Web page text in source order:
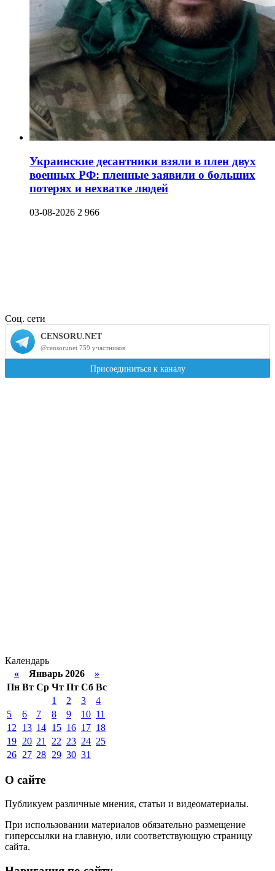
Украинские десантники взяли в плен двух
военных РФ: пленные заявили о больших
потерях и нехватке людей
03-08-2026 2 966
Соц. сети
Календарь
« Январь 2026 »
Пн Вт Ср Чт Пт Сб Вс
1
2 3
4
5
6 7 8 9 10 11
12
13 14 15 16 17 18
19 20 21 22 23 24 25
26 27 28 29 30 31
О сайте
Публикуем различные мнения, статьи и видеоматериалы.
При использовании материалов обязательно размещение
гиперссылки на главную, или соответствующую страницу
сайта.